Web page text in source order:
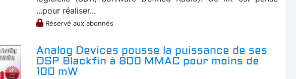
...pour réaliser...
Réservé aux abonnés
Analog Devices pousse la puissance de ses
DSP Blackfin à 800 MMAC pour moins de
100 mW